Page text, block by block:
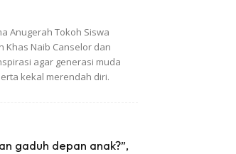
Anugerah Tokoh Siswa
Khas Naib Canselor dan
agar generasi muda
kekal merendah diri.
gaduh depan anak?”,